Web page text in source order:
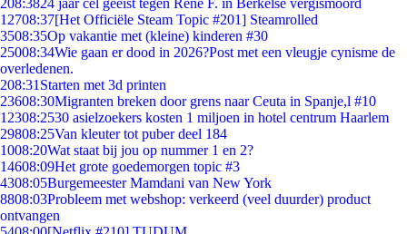
208:3824 jaar cel geëist tegen René F. in Berkelse vergismoord
12708:37[Het Officiële Steam Topic #201] Steamrolled
3508:35Op vakantie met (kleine) kinderen #30
25008:34Wie gaan er dood in 2026?Post met een vleugje cynisme de
overledenen.
208:31 Starten met 3d printen
23608:30Migranten breken door grens naar Ceuta in Spanje,l #10
12308:2530 asielzoekers kosten 1 miljoen in hotel centrum Haarlem
29808:25Van kleuter tot puber deel 184
1008:20Wat staat bij jou op nummer 1 en 2?
14608:09Het grote goedemorgen topic #3
4308:05Burgemeester Mamdani van New York
8808:03Probleem met webshop: verkeerd (veel duurder) product
ontvangen